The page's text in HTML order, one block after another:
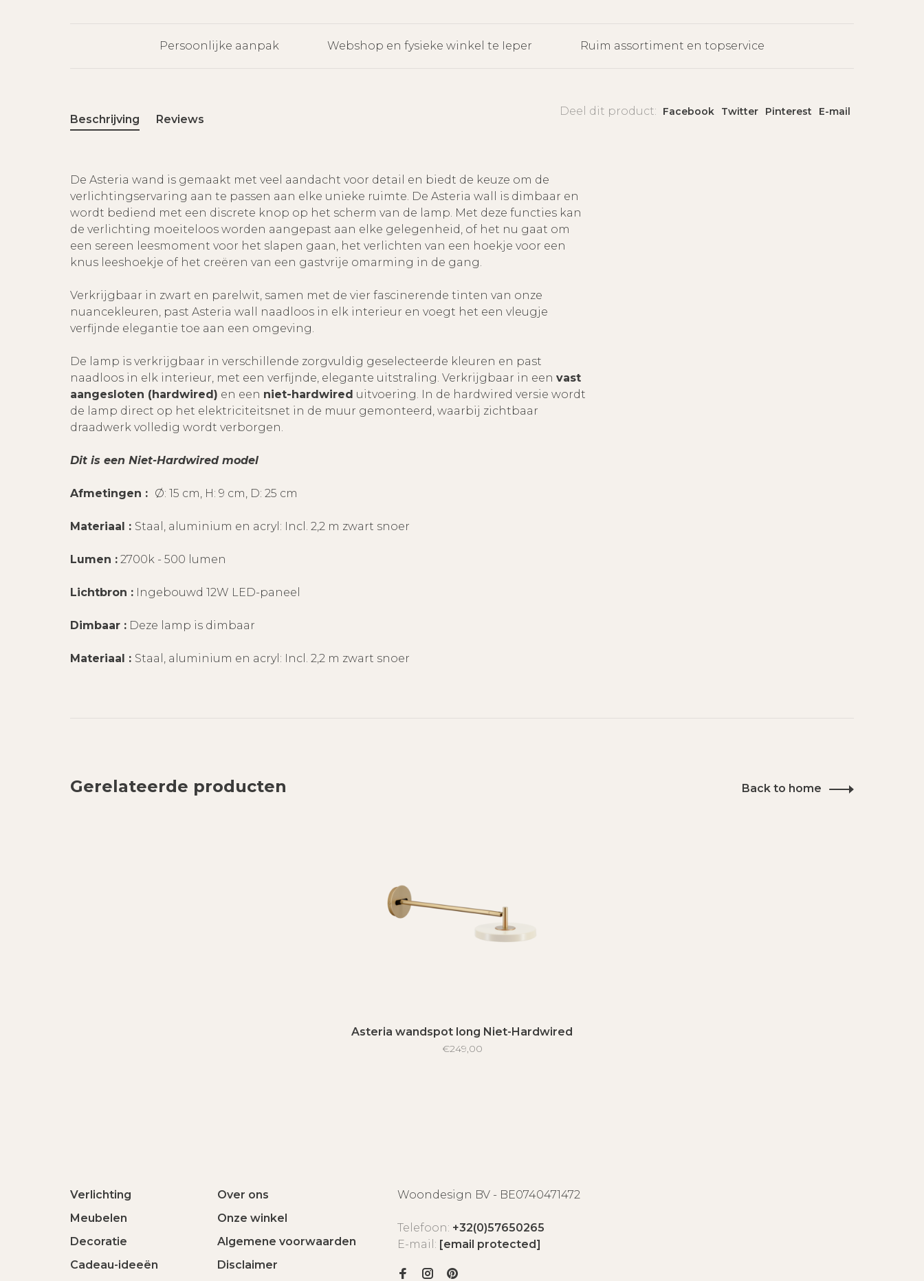
Persoonlijke aanpak Webshop en fysieke winkel te Ieper Ruim assortiment en topservice
Deel dit product: Facebook Twitter Pinterest E-mail
Beschrijving Reviews
De Asteria wand is gemaakt met veel aandacht voor detail en biedt de keuze om de
verlichtingservaring aan te passen aan elke unieke ruimte. De Asteria wall is dimbaar en
wordt bediend met een discrete knop op het scherm van de lamp. Met deze functies kan
de verlichting moeiteloos worden aangepast aan elke gelegenheid, of het nu gaat om
een sereen leesmoment voor het slapen gaan, het verlichten van een hoekje voor een
knus leeshoekje of het creëren van een gastvrije omarming in de gang.
Verkrijgbaar in zwart en parelwit, samen met de vier fascinerende tinten van onze
nuancekleuren, past Asteria wall naadloos in elk interieur en voegt het een vleugje
verfijnde elegantie toe aan een omgeving.
De lamp is verkrijgbaar in verschillende zorgvuldig geselecteerde kleuren en past
naadloos in elk interieur, met een verfijnde, elegante uitstraling. Verkrijgbaar in een vast
aangesloten (hardwired) en een niet-hardwired uitvoering. In de hardwired versie wordt
de lamp direct op het elektriciteitsnet in de muur gemonteerd, waarbij zichtbaar
draadwerk volledig wordt verborgen.
Dit is een Niet-Hardwired model
Afmetingen : Ø: 15 cm, H: 9 cm, D: 25 cm
Materiaal : Staal, aluminium en acryl: Incl. 2,2 m zwart snoer
Lumen : 2700k - 500 lumen
Lichtbron : Ingebouwd 12W LED-paneel
Dimbaar : Deze lamp is dimbaar
Materiaal : Staal, aluminium en acryl: Incl. 2,2 m zwart snoer
Gerelateerde producten Back to home
Asteria wandspot long Niet-Hardwired
€249,00
Verlichting
Meubelen
Decoratie
Cadeau-ideeën
Over ons
Onze winkel
Algemene voorwaarden
Disclaimer
Woondesign BV - BE0740471472
Telefoon: +32(0)57650265
E-mail: [email protected]